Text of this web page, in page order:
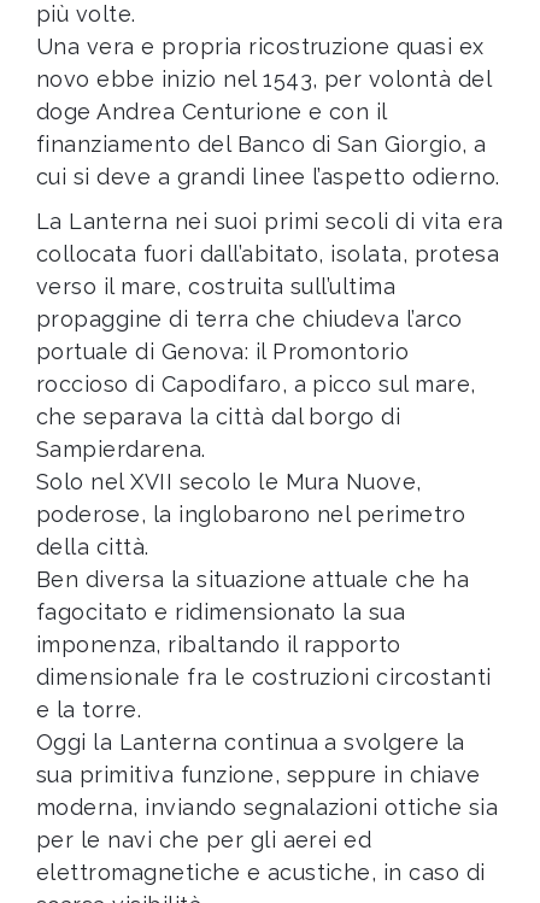
più volte.
Una vera e propria ricostruzione quasi ex
novo ebbe inizio nel 1543, per volontà del
doge Andrea Centurione e con il
finanziamento del Banco di San Giorgio, a
cui si deve a grandi linee l’aspetto odierno.
La Lanterna nei suoi primi secoli di vita era
collocata fuori dall’abitato, isolata, protesa
verso il mare, costruita sull’ultima
propaggine di terra che chiudeva l’arco
portuale di Genova: il Promontorio
roccioso di Capodifaro, a picco sul mare,
che separava la città dal borgo di
Sampierdarena.
Solo nel XVII secolo le Mura Nuove,
poderose, la inglobarono nel perimetro
della città.
Ben diversa la situazione attuale che ha
fagocitato e ridimensionato la sua
imponenza, ribaltando il rapporto
dimensionale fra le costruzioni circostanti
e la torre.
Oggi la Lanterna continua a svolgere la
sua primitiva funzione, seppure in chiave
moderna, inviando segnalazioni ottiche sia
per le navi che per gli aerei ed
elettromagnetiche e acustiche, in caso di